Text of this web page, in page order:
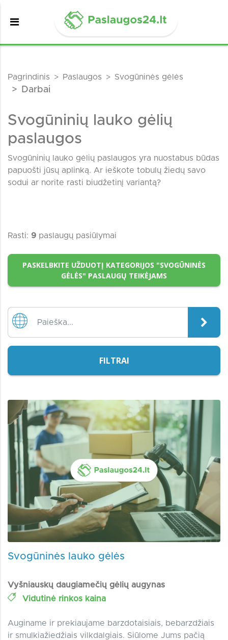
Pagrindinis Paslaugos Svogūninės gėlės
Darbai
Svogūninių lauko gėlių
paslaugos
Svogūninių lauko gėlių paslaugos yra nuostabus būdas
papuošti jūsų aplinką. Ar ieškote tobulų žiedų savo
sodui ar norite rasti biudžetinį variantą?
Rasti: 9 paslaugų pasiūlymai
PASKELBKITE UŽDUOTĮ KATEGORIJOS "SVOGŪNINĖS
GĖLĖS" PASLAUGŲ TEIKĖJAMS
FILTRAI
Svogūninės lauko gėlės
Vyšniauskų daugiamečių gėlių augynas
Vidutinė rinkos kaina
Auginame ir prekiaujame barzdotaisiais, bebarzdžiais
ir smulkiažiedžiais vilkdalgiais. Siūlome Jums pačią